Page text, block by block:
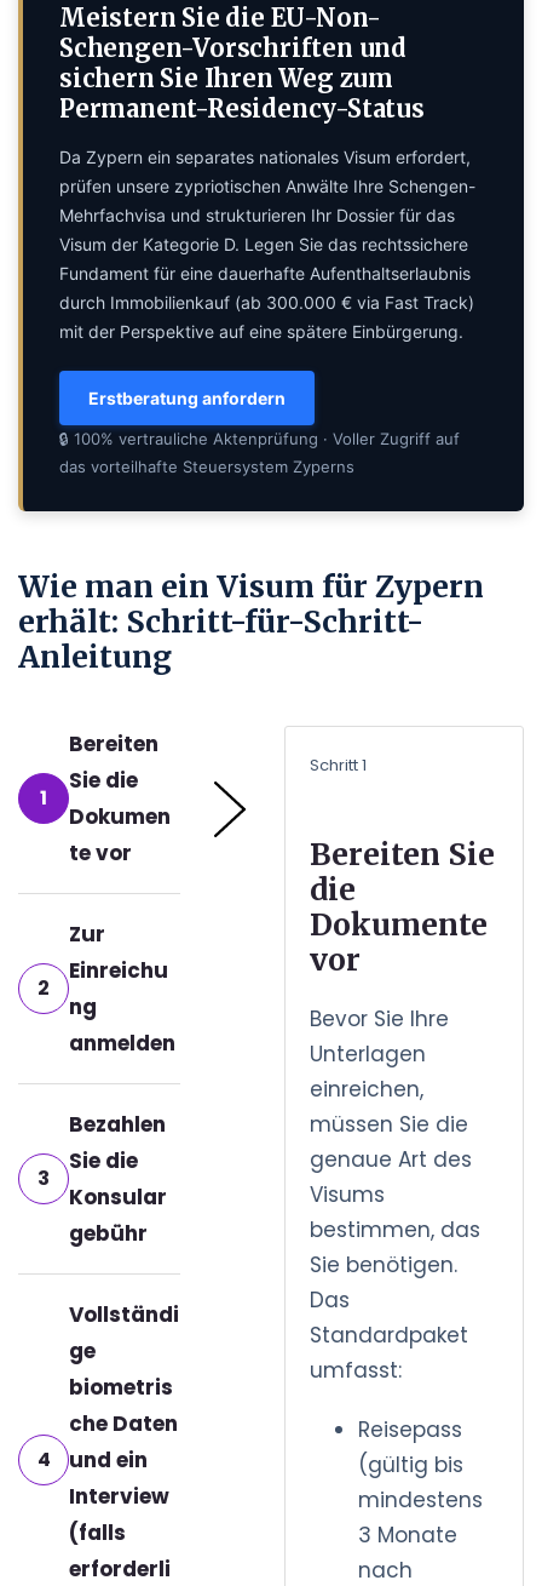
Meistern Sie die EU-Non-
Schengen-Vorschriften und
sichern Sie Ihren Weg zum
Permanent-Residency-Status
Da Zypern ein separates nationales Visum erfordert,
prüfen unsere zypriotischen Anwälte Ihre Schengen-
Mehrfachvisa und strukturieren Ihr Dossier für das
Visum der Kategorie D. Legen Sie das rechtssichere
Fundament für eine dauerhafte Aufenthaltserlaubnis
durch Immobilienkauf (ab 300.000 € via Fast Track)
mit der Perspektive auf eine spätere Einbürgerung.
Erstberatung anfordern
🔒 100% vertrauliche Aktenprüfung · Voller Zugriff auf
das vorteilhafte Steuersystem Zyperns
Wie man ein Visum für Zypern
erhält: Schritt-für-Schritt-
Anleitung
1
Bereiten
Sie die
Dokumen
te vor
2
Zur
Einreichu
ng
anmelden
3
Bezahlen
Sie die
Konsular
gebühr
4
Vollständi
ge
biometris
che Daten
und ein
Interview
(falls
erforderli
Schritt 1
Bereiten Sie
die
Dokumente
vor
Bevor Sie Ihre
Unterlagen
einreichen,
müssen Sie die
genaue Art des
Visums
bestimmen, das
Sie benötigen.
Das
Standardpaket
umfasst:
Reisepass
(gültig bis
mindestens
3 Monate
nach